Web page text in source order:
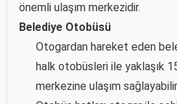
önemli ulaşım merkezidir.
Belediye Otobüsü
Otogardan hareket eden
halk otobüsleri ile yaklaşık
merkezine ulaşım